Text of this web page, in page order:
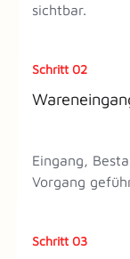
sichtbar.
Schritt 02
Eingang,
Vorgang
Schritt 03